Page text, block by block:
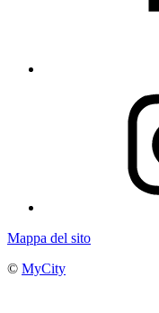
Mappa del sito
© MyCity